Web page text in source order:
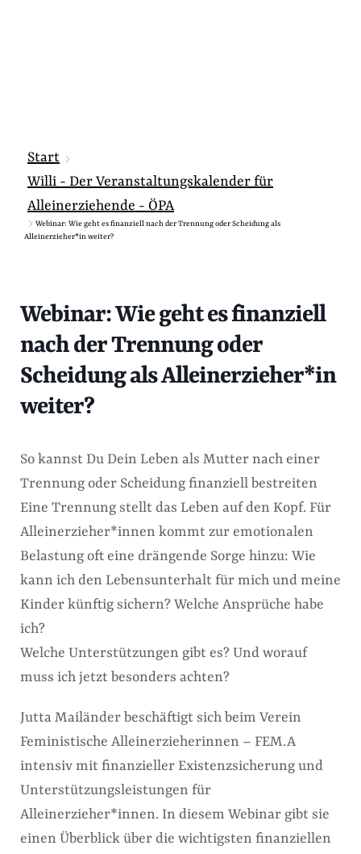
Start
Willi - Der Veranstaltungskalender für
Alleinerziehende - ÖPA
Webinar: Wie geht es finanziell nach der Trennung oder Scheidung als
Alleinerzieher*in weiter?
Webinar: Wie geht es finanziell
nach der Trennung oder
Scheidung als Alleinerzieher*in
weiter?
So kannst Du Dein Leben als Mutter nach einer
Trennung oder Scheidung finanziell bestreiten
Eine Trennung stellt das Leben auf den Kopf. Für
Alleinerzieher*innen kommt zur emotionalen
Belastung oft eine drängende Sorge hinzu: Wie
kann ich den Lebensunterhalt für mich und meine
Kinder künftig sichern? Welche Ansprüche habe
ich?
Welche Unterstützungen gibt es? Und worauf
muss ich jetzt besonders achten?
Jutta Mailänder beschäftigt sich beim Verein
Feministische Alleinerzieherinnen – FEM.A
intensiv mit finanzieller Existenzsicherung und
Unterstützungsleistungen für
Alleinerzieher*innen. In diesem Webinar gibt sie
einen Überblick über die wichtigsten finanziellen